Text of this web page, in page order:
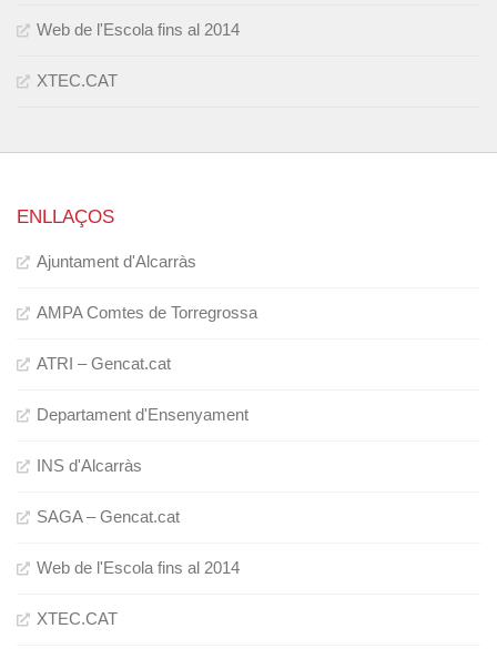
Web de l'Escola fins al 2014
XTEC.CAT
ENLLAÇOS
Ajuntament d'Alcarràs
AMPA Comtes de Torregrossa
ATRI – Gencat.cat
Departament d'Ensenyament
INS d'Alcarràs
SAGA – Gencat.cat
Web de l'Escola fins al 2014
XTEC.CAT